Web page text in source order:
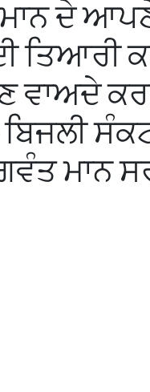
ਮਾਨ ਦੇ
ਤਿਆਰੀ
ਵਾਅਦੇ
ਮਾਨ